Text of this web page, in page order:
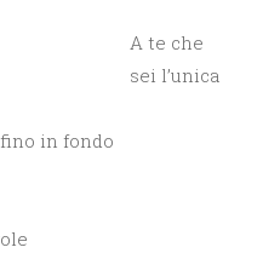
A te che
sei l’unica
in fondo